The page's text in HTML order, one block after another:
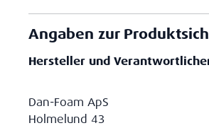
Angaben zur
Hersteller und
Dan-Foam ApS
Holmelund 43